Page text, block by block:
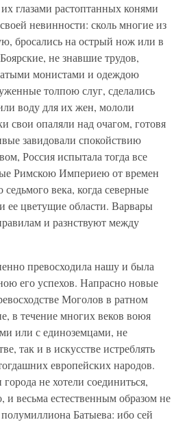
глазами растоптанных конями
невинности: сколь многие из
бросались на острый нож или в
не знавшие трудов,
монистами и одеждою
толпою слуг, сделались
воду для их жен, мололи
свои опаляли над очагом, готовя
завидовали спокойствию
Россия испытала тогда все
Римскою Империею от времен
века, когда северные
ее цветущие области. Варвары
и разнствуют между
превосходила нашу и была
его успехов. Напрасно новые
Моголов в ратном
в течение многих веков воюя
или с единоземцами, не
так и в искусстве истреблять
европейских народов.
не хотели соединиться,
и весьма естественным образом не
Батыева: ибо сей